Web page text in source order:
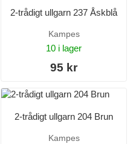
2-trådigt ullgarn 237 Åskblå
Kampes
10 i lager
95 kr
2-trådigt ullgarn 204 Brun
Kampes